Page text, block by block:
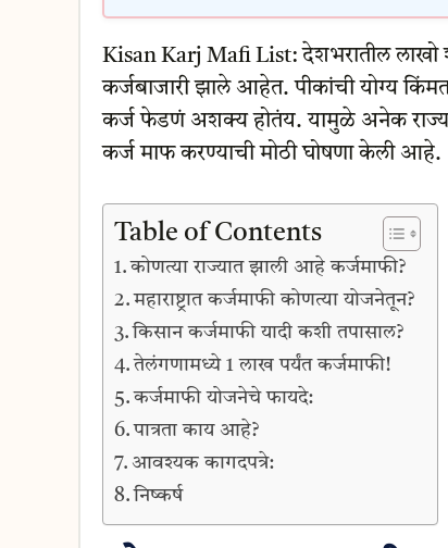
Kisan Karj Mafi List: देशभरातील
कर्जबाजारी झाले आहेत. पीकांची योग्य
कर्ज फेडणं अशक्य होतंय. यामुळे अनेक राज्य
कर्ज माफ करण्याची मोठी घोषणा केली आहे.
Table of Contents
कोणत्या राज्यात झाली आहे कर्जमाफी?
महाराष्ट्रात कर्जमाफी कोणत्या योजनेतून?
किसान कर्जमाफी यादी कशी तपासाल?
तेलंगणामध्ये 1 लाख पर्यंत कर्जमाफी!
कर्जमाफी योजनेचे फायदे:
पात्रता काय आहे?
आवश्यक कागदपत्रे:
निष्कर्ष